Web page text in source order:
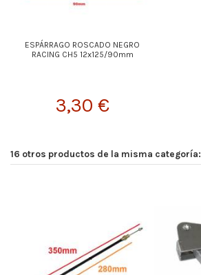
ESPÁRRAGO ROSCADO NEGRO
RACING CH5 12x125/90mm
3,30 €
16 otros productos de la misma categoría: